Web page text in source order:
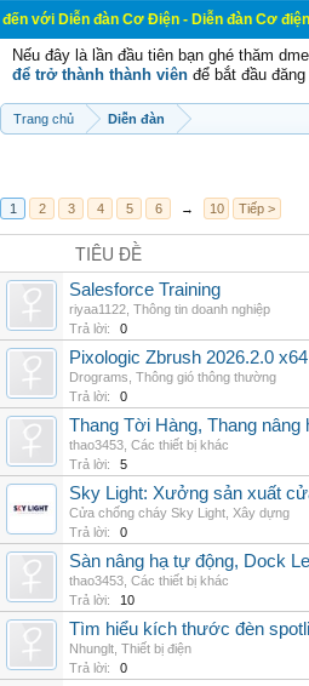
đàn Cơ Điện - Diễn đàn Cơ điện là nơi
Nếu đây là lần đầu tiên bạn ghé thăm
để trở thành thành viên để bắt đầu
Trang chủ Diễn đàn
1 2 3 4 5 6 → 10 Tiếp >
TIÊU ĐỀ
Salesforce Training
riyaa1122 Thông tin doanh nghiệp
Trả lời:
0
Pixologic Zbrush 2026.2.0 x64
Drograms Thông gió thông thường
Trả lời:
0
Thang Tời Hàng, Thang nâng
thao3453 Các thiết bị khác
Trả lời:
5
Sky Light: Xưởng sản xuất
Cửa chống cháy Sky Light Xây dựng
Trả lời:
0
Sàn nâng hạ tự động, Dock
thao3453 Các thiết bị khác
Trả lời:
10
Tìm hiểu kích thước đèn
Nhunglt Thiết bị điện
Trả lời:
0